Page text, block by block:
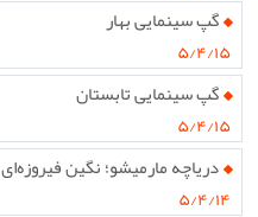
گپ سینمایی بهار
۵/۴/۱۵
گپ سینمایی تابستان
۵/۴/۱۵
دریاچه مارمیشو؛ نگین
۵/۴/۱۴